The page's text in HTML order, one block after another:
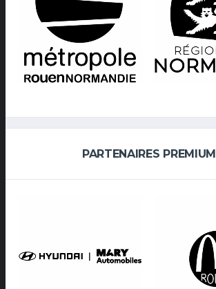
PARTENAIRES PREMIUM